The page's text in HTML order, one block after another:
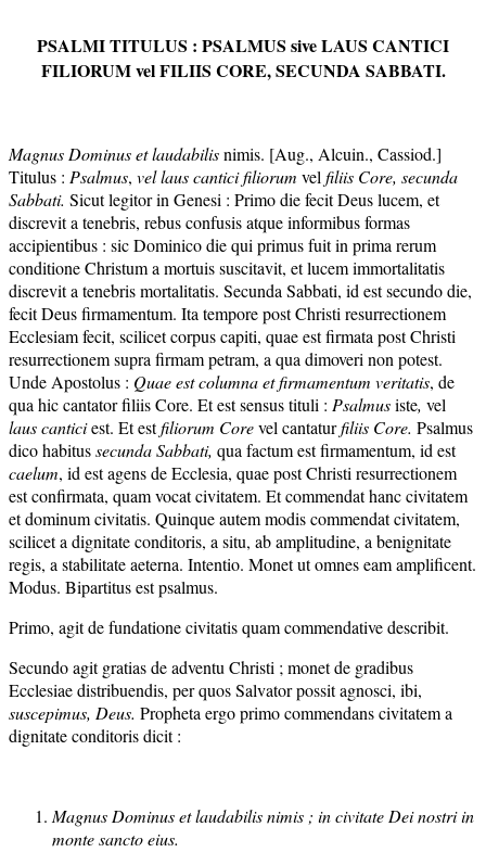
PSALMI TITULUS : PSALMUS sive LAUS CANTICI
FILIORUMvel FILIIS CORE, SECUNDA SABBATI.
Magnus Dominus et laudabilisnimis. [Aug., Alcuin., Cassiod.]
Titulus : Psalmus, vel laus cantici filiorum vel filiis Core, secunda
Sabbati. Sicut legitor in Genesi : Primo die fecit Deus lucem, et
discrevit a tenebris, rebus confusis atque informibus formas
accipientibus : sic Dominico die qui primus fuit in prima rerum
conditione Christum a mortuis suscitavit, et lucem immortalitatis
discrevit a tenebris mortalitatis. Secunda Sabbati, id est secundo die,
fecit Deus firmamentum. Ita tempore post Christi resurrectionem
Ecclesiam fecit, scilicet corpus capiti, quae est firmata post Christi
resurrectionem supra firmam petram, a qua dimoveri non potest.
Unde Apostolus : Quae est columna et firmamentum veritatis, de
qua hic cantator filiis Core. Et est sensus tituli : Psalmusiste, vel
laus canticiest. Et estfiliorum Corevel cantaturfiliis Core. Psalmus
dico habitussecunda Sabbati, qua factum est firmamentum, id est
caelum, id est agens de Ecclesia, quae post Christi resurrectionem
est confirmata, quam vocat civitatem. Et commendat hanc civitatem
et dominum civitatis. Quinque autem modis commendat civitatem,
scilicet a dignitate conditoris, a situ, ab amplitudine, a benignitate
regis, a stabilitate aeterna. Intentio. Monet ut omnes eam amplificent.
Modus. Bipartitus est psalmus.
Primo, agit de fundatione civitatis quam commendative describit.
Secundo agit gratias de adventu Christi ; monet de gradibus
Ecclesiae distribuendis, per quos Salvator possit agnosci, ibi,
suscepimus, Deus. Propheta ergo primo commendans civitatem a
dignitate conditoris dicit :
Magnus Dominus et laudabilis nimis ; in civitate Dei nostri in
monte sanctoeius.